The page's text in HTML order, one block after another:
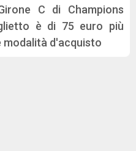
C di Champions
è di 75 euro più
modalità d'acquisto